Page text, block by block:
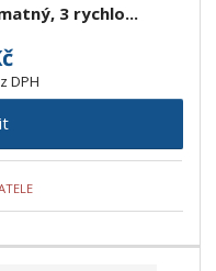
3 rychlo...
DPH